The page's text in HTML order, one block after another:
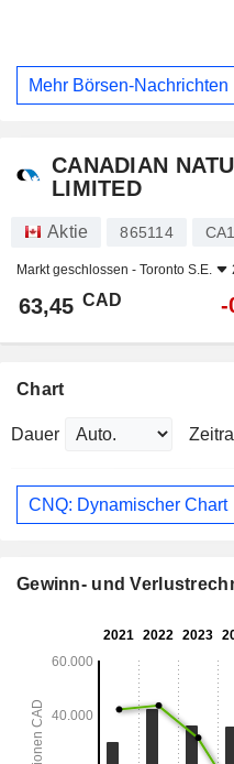
Mehr Börsen-Nachrichten
CANADIAN
LIMITED
Aktie 865114
Markt geschlossen - Toronto S.E.
63,45 CAD -
Chart
Dauer
CNQ: Dynamischer Chart
Gewinn- und